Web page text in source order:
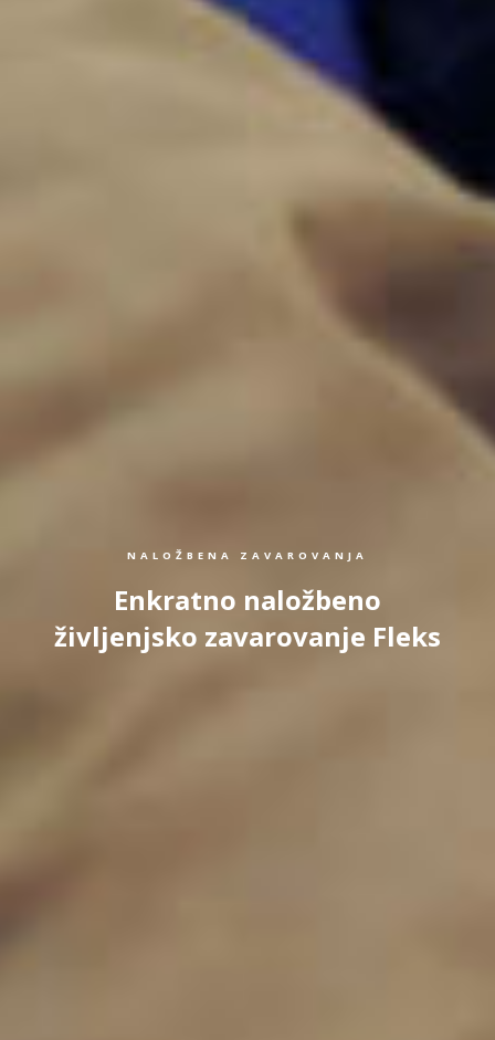
NALOŽBENA ZAVAROVANJA
Enkratno naložbeno
življenjsko zavarovanje Fleks